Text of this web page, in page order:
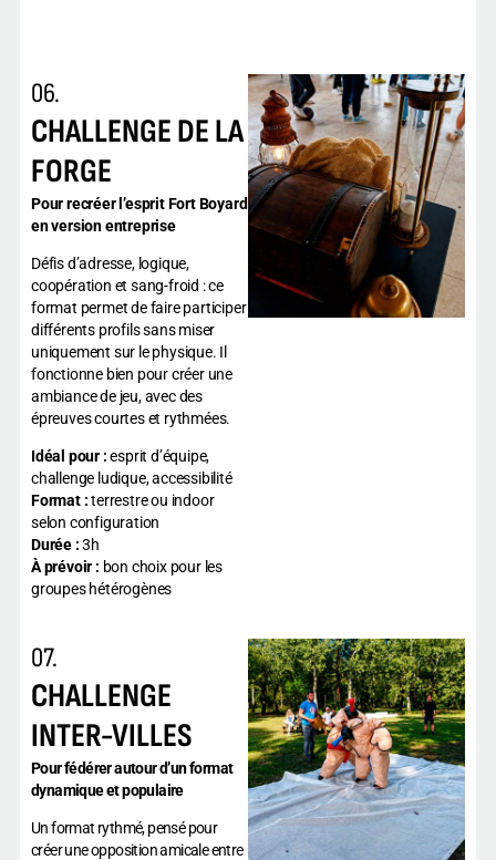
06.
CHALLENGE DE LA
FORGE
Pour recréer l’esprit Fort Boyard
en version entreprise
Défis d’adresse, logique,
coopération et sang-froid : ce
format permet de faire participer
différents profils sans miser
uniquement sur le physique. Il
fonctionne bien pour créer une
ambiance de jeu, avec des
épreuves courtes et rythmées.
Idéal pour :esprit d’équipe,
challenge ludique, accessibilité
Format :terrestre ou indoor
selon configuration
Durée :3h
À prévoir : bon choix pour les
groupes hétérogènes
07.
CHALLENGE
INTER-VILLES
Pour fédérer autour d’un format
dynamique et populaire
Un format rythmé, pensé pour
créer une opposition amicale entre